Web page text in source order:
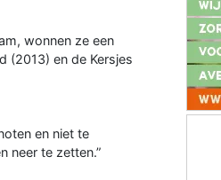
wonnen ze een
(2013) en de Kersjes
en niet te
neer te zetten.”